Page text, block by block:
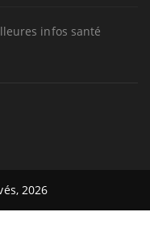
infos santé
2026